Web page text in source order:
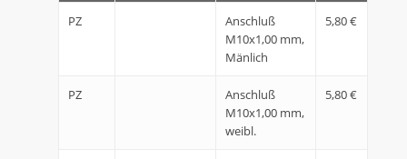
PZ
Anschluß
M10x1,00 mm,
Mänlich
5,80 €
PZ
Anschluß
M10x1,00 mm,
weibl.
5,80 €